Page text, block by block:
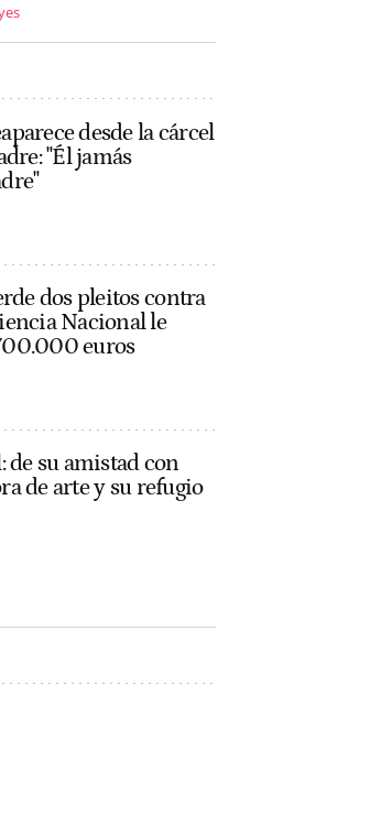
desde la cárcel
"Él jamás
dos pleitos contra
Nacional le
euros
de su amistad con
de arte y su refugio